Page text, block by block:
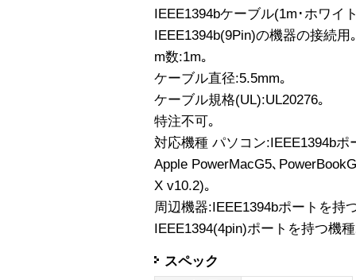
IEEE1394bケーブル(1m･ホワイ
IEEE1394b(9Pin)の機器の接続用
m数:1m｡
ケーブル直径:5.5mm｡
ケーブル規格(UL):UL20276｡
特注不可｡
対応機種 パソコン:IEEE1394bポ
Apple PowerMacG5､
X v10.2)｡
周辺機器:IEEE1394bポートを持
IEEE1394(4pin)ポートを持つ機
スペック